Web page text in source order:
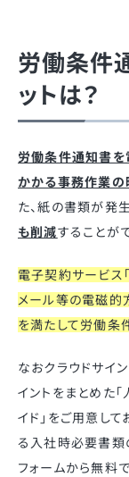
労働条件
ットは？
労働条件通知書を
かかる事務作業
た、紙の書類が発
も削減することが
電子契約サービス
メール等の電磁的
を満たして労働条
なおクラウドサイ
イントをまとめた
イド」をご用意し
る入社時必要書類
フォームから無料